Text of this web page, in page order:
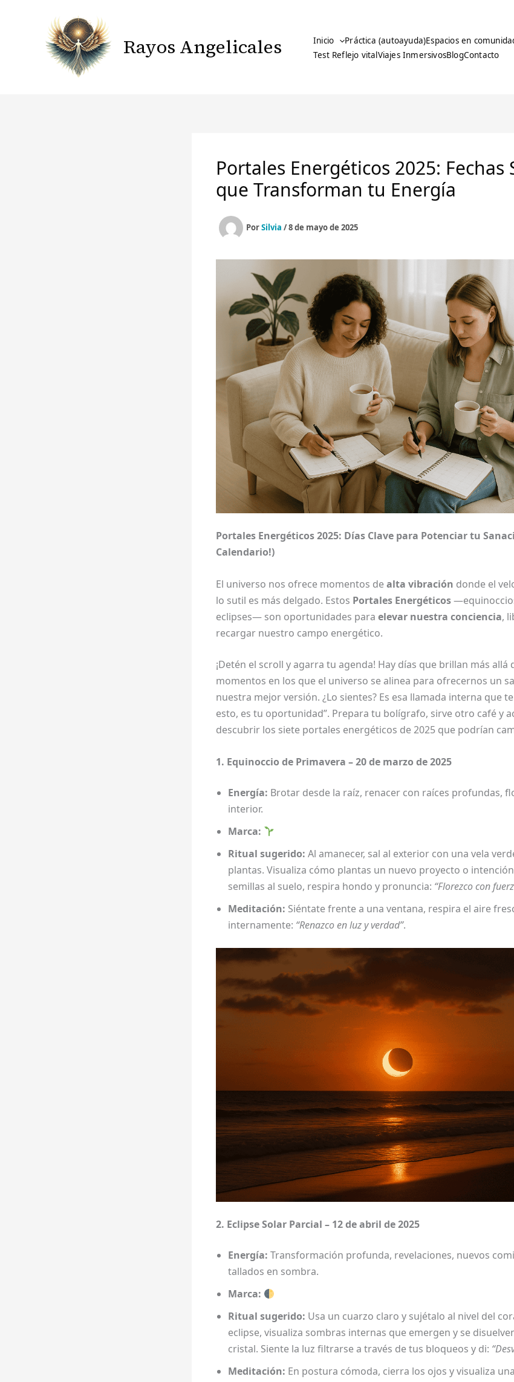
Rayos Angelicales Inicio Práctica (autoayuda)Espacios en
Test Reflejo vitalViajes InmersivosBlogContacto
Portales Energéticos 2025: Fechas
que Transforman tu Energía
PorSilvia /8 de mayo de 2025
Portales Energéticos 2025: Días Clave para Potenciar tu
Calendario!)
El universo nos ofrece momentos dealta vibración donde el
lo sutil es más delgado. Estos Portales Energéticos
eclipses— son oportunidades para elevar nuestra conciencia,
recargar nuestro campo energético.
¡Detén el scroll y agarra tu agenda! Hay días que brillan más allá
momentos en los que el universo se alinea para ofrecernos un
nuestra mejor versión. ¿Lo sientes? Es esa llamada interna que
esto, es tu oportunidad”. Prepara tu bolígrafo, sirve otro café y
descubrir los siete portales energéticos de 2025 que podrían
1. Equinoccio de Primavera – 20 de marzo de 2025
Energía: Brotar desde la raíz, renacer con raíces profundas,
interior.
Marca:
Ritual sugerido: Al amanecer, sal al exterior con una vela
plantas. Visualiza cómo plantas un nuevo proyecto o
semillas al suelo, respira hondo y pronuncia: “Florezco con
Meditación: Siéntate frente a una ventana, respira el aire
internamente: “Renazco en luz y verdad”.
2. Eclipse Solar Parcial – 12 de abril de 2025
Energía: Transformación profunda, revelaciones, nuevos
tallados en sombra.
Marca:
Ritual sugerido: Usa un cuarzo claro y sujétalo al nivel del
eclipse, visualiza sombras internas que emergen y se
cristal. Siente la luz filtrarse a través de tus bloqueos y di:
Meditación: En postura cómoda, cierra los ojos y visualiza